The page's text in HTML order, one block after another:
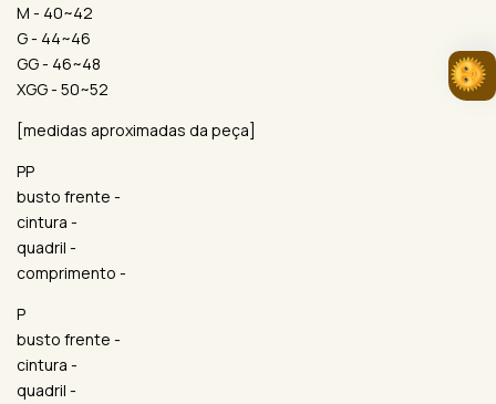
M - 40~42
G - 44~46
GG - 46~48
XGG - 50~52
[medidas aproximadas da peça]
PP
busto frente -
cintura -
quadril -
comprimento -
P
busto frente -
cintura -
quadril -